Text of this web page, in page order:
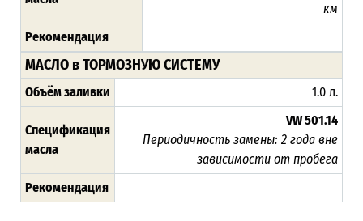
км
Рекомендация
МАСЛО в ТОРМОЗНУЮ СИСТЕМУ
Объём заливки 1.0 л.
Спецификация
масла
VW 501.14
Периодичность замены: 2 года вне
зависимости от пробега
Рекомендация